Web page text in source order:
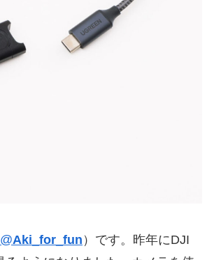
@Aki_for_fun ）です。昨年にDJI